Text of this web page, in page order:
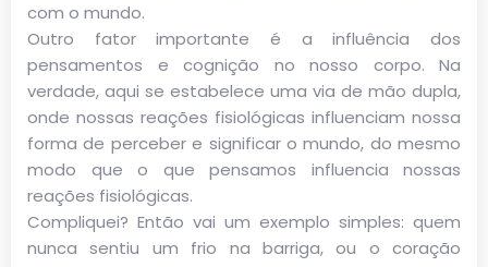
com o mundo.
Outro fator importante é a influência dos
pensamentos e cognição no nosso corpo. Na
verdade, aqui se estabelece uma via de mão dupla,
onde nossas reações fisiológicas influenciam nossa
forma de perceber e significar o mundo, do mesmo
modo que o que pensamos influencia nossas
reações fisiológicas.
Compliquei? Então vai um exemplo simples: quem
nunca sentiu um frio na barriga, ou o coração